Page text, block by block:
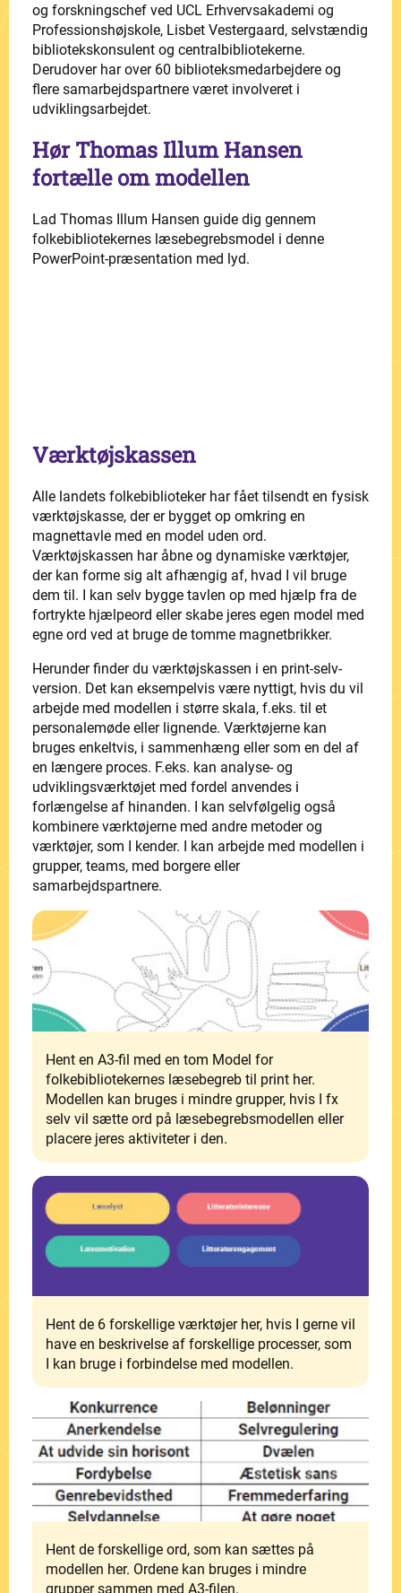
og forskningschef ved UCL Erhvervsakademi og
Professionshøjskole, Lisbet Vestergaard, selvstændig
bibliotekskonsulent og centralbibliotekerne.
Derudover har over 60 biblioteksmedarbejdere og
flere samarbejdspartnere været involveret i
udviklingsarbejdet.
Hør Thomas Illum Hansen
fortælle om modellen
Lad Thomas Illum Hansen guide dig gennem
folkebibliotekernes læsebegrebsmodel i denne
PowerPoint-præsentation med lyd.
Værktøjskassen
Alle landets folkebiblioteker har fået tilsendt en fysisk
værktøjskasse, der er bygget op omkring en
magnettavle med en model uden ord.
Værktøjskassen har åbne og dynamiske værktøjer,
der kan forme sig alt afhængig af, hvad I vil bruge
dem til. I kan selv bygge tavlen op med hjælp fra de
fortrykte hjælpeord eller skabe jeres egen model med
egne ord ved at bruge de tomme magnetbrikker.
Herunder finder du værktøjskassen i en print-selv-
version. Det kan eksempelvis være nyttigt, hvis du vil
arbejde med modellen i større skala, f.eks. til et
personalemøde eller lignende. Værktøjerne kan
bruges enkeltvis, i sammenhæng eller som en del af
en længere proces. F.eks. kan analyse- og
udviklingsværktøjet med fordel anvendes i
forlængelse af hinanden. I kan selvfølgelig også
kombinere værktøjerne med andre metoder og
værktøjer, som I kender. I kan arbejde med modellen i
grupper, teams, med borgere eller
samarbejdspartnere.
Hent en A3-fil med en tom Model for
folkebibliotekernes læsebegreb til print her.
Modellen kan bruges i mindre grupper, hvis I fx
selv vil sætte ord på læsebegrebsmodellen eller
placere jeres aktiviteter i den.
Hent de 6 forskellige værktøjer her, hvis I gerne vil
have en beskrivelse af forskellige processer, som
I kan bruge i forbindelse med modellen.
Hent de forskellige ord, som kan sættes på
modellen her. Ordene kan bruges i mindre
grupper sammen med A3-filen.